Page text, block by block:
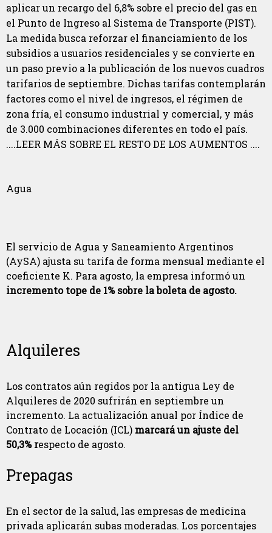
aplicar un recargo del 6,8% sobre el precio del gas en
el Punto de Ingreso al Sistema de Transporte (PIST).
La medida busca reforzar el financiamiento de los
subsidios a usuarios residenciales y se convierte en
un paso previo a la publicación de los nuevos cuadros
tarifarios de septiembre. Dichas tarifas contemplarán
factores como el nivel de ingresos, el régimen de
zona fría, el consumo industrial y comercial, y más
de 3.000 combinaciones diferentes en todo el país.
....LEER MÁS SOBRE EL RESTO DE LOS AUMENTOS ....
Agua
El servicio de Agua y Saneamiento Argentinos
(AySA) ajusta su tarifa de forma mensual mediante el
coeficiente K. Para agosto, la empresa informó un
incremento tope de 1% sobre la boleta de agosto.
Alquileres
Los contratos aún regidos por la antigua Ley de
Alquileres de 2020 sufrirán en septiembre un
incremento. La actualización anual por Índice de
Contrato de Locación (ICL) marcará un ajuste del
50,3% respecto de agosto.
Prepagas
En el sector de la salud, las empresas de medicina
privada aplicarán subas moderadas. Los porcentajes